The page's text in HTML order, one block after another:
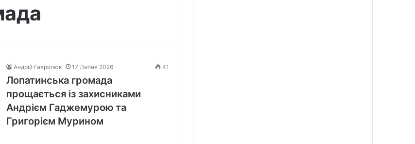
Андрій Гаврилюк 17 Липня 2026 41
Лопатинська громада
прощається із захисниками
Андрієм Гаджемурою та
Григорієм Мурином